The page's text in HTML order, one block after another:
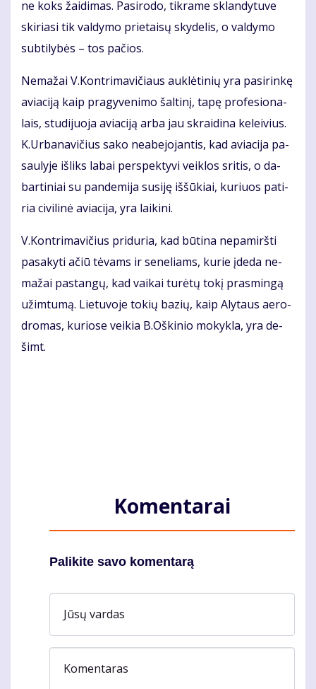
ne koks žai­di­mas. Pa­si­ro­do, tik­ra­me sklan­dy­tu­ve
ski­ria­si tik val­dy­mo prie­tai­sų sky­de­lis, o val­dy­mo
sub­ti­ly­bės – tos pa­čios.
Ne­ma­žai V.Kon­tri­ma­vi­čiaus auk­lė­ti­nių yra pa­si­rin­kę
avia­ci­ją kaip pra­gy­ve­ni­mo šal­ti­nį, ta­pę pro­fe­sio­na­
lais, stu­di­juo­ja avia­ci­ją ar­ba jau skrai­di­na ke­lei­vius.
K.Ur­ba­na­vi­čius sa­ko ne­abe­jo­jan­tis, kad avia­ci­ja pa­
sau­ly­je iš­liks la­bai per­spek­ty­vi veik­los sri­tis, o da­
bar­ti­niai su pan­de­mi­ja su­si­ję iš­šū­kiai, ku­riuos pa­ti­
ria ci­vi­li­nė avia­ci­ja, yra lai­ki­ni.
V.Kon­tri­ma­vi­čius pri­du­ria, kad bū­ti­na ne­pa­mirš­ti
pa­sa­ky­ti ačiū tė­vams ir se­ne­liams, ku­rie įde­da ne­
ma­žai pa­stan­gų, kad vai­kai tu­rė­tų to­kį pras­min­gą
už­im­tu­mą. Lie­tu­vo­je to­kių ba­zių, kaip Aly­taus ae­ro­
dro­mas, ku­rio­se vei­kia B.Oš­ki­nio mo­kyk­la, yra de­
šimt.
Komentarai
Palikite savo komentarą
Jūsų vardas
Komentaras